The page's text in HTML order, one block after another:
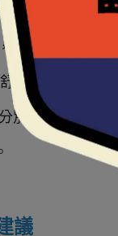
米竹炭與
提供臉頰良好包
適更有感。
別為前額進氣
議